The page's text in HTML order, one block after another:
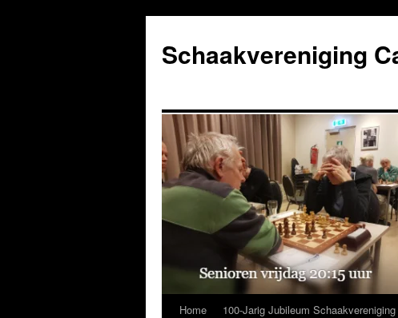
de
inhoud
Schaakvereniging
Home 100-Jarig Jubileum